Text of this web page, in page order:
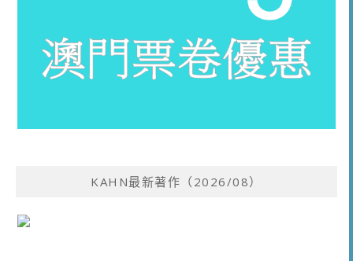
KAHN最新著作（2026/08）